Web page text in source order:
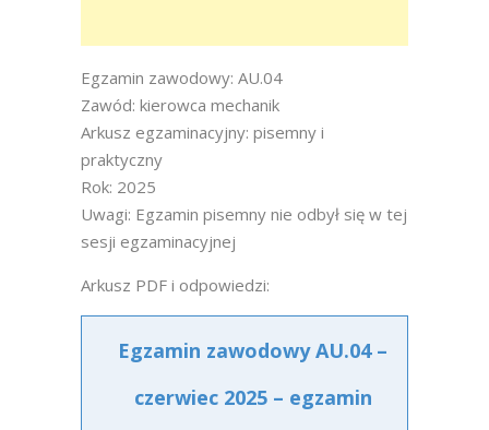
Egzamin zawodowy: AU.04
Zawód: kierowca mechanik
Arkusz egzaminacyjny: pisemny i
praktyczny
Rok: 2025
Uwagi: Egzamin pisemny nie odbył się w tej
sesji egzaminacyjnej
Arkusz PDF i odpowiedzi:
Egzamin zawodowy AU.04 –
czerwiec 2025 – egzamin